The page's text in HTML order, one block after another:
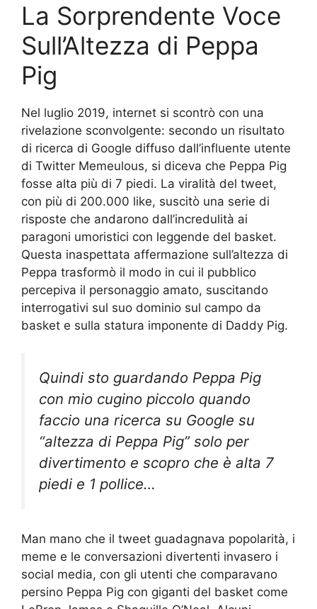
La Sorprendente Voce
Sull’Altezza di Peppa
Pig
Nel luglio 2019, internet si scontrò con una
rivelazione sconvolgente: secondo un risultato
di ricerca di Google diffuso dall’influente utente
di Twitter Memeulous, si diceva che Peppa Pig
fosse alta più di 7 piedi. La viralità del tweet,
con più di 200.000 like, suscitò una serie di
risposte che andarono dall’incredulità ai
paragoni umoristici con leggende del basket.
Questa inaspettata affermazione sull’altezza di
Peppa trasformò il modo in cui il pubblico
percepiva il personaggio amato, suscitando
interrogativi sul suo dominio sul campo da
basket e sulla statura imponente di Daddy Pig.
Quindi sto guardando Peppa Pig
con mio cugino piccolo quando
faccio una ricerca su Google su
“altezza di Peppa Pig” solo per
divertimento e scopro che è alta 7
piedi e 1 pollice…
Man mano che il tweet guadagnava popolarità, i
meme e le conversazioni divertenti invasero i
social media, con gli utenti che comparavano
persino Peppa Pig con giganti del basket come